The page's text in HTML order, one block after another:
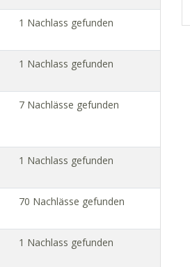
1 Nachlass gefunden
1 Nachlass gefunden
7 Nachlässe gefunden
1 Nachlass gefunden
70 Nachlässe gefunden
1 Nachlass gefunden